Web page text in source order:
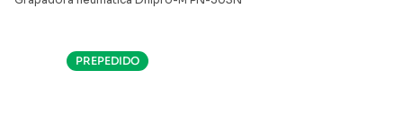
PREPEDIDO